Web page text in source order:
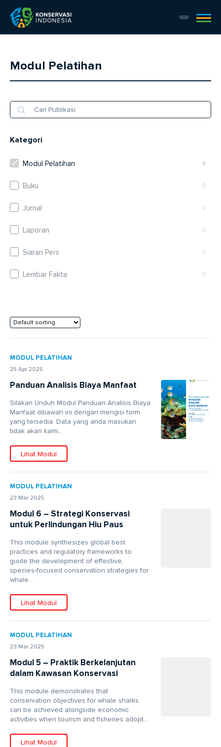
Modul Pelatihan
Kategori
Modul Pelatihan 9
Buku 0
Jurnal 0
Laporan 0
Siaran Pers 0
Lembar Fakta 0
MODUL PELATIHAN
25 Apr 2025
Panduan Analisis Biaya Manfaat
Silakan Unduh Modul Panduan Analisis Biaya
Manfaat dibawah ini dengan mengisi form
yang tersedia. Data yang anda masukan
tidak akan kami...
Lihat Modul
MODUL PELATIHAN
23 Mar 2025
Modul 6 – Strategi Konservasi
untuk Perlindungan Hiu Paus
This module synthesizes global best
practices and regulatory frameworks to
guide the development of effective,
species-focused conservation strategies for
whale...
Lihat Modul
MODUL PELATIHAN
23 Mar 2025
Modul 5 – Praktik Berkelanjutan
dalam Kawasan Konservasi
This module demonstrates that
conservation objectives for whale sharks
can be achieved alongside economic
activities when tourism and fisheries adopt...
Lihat Modul